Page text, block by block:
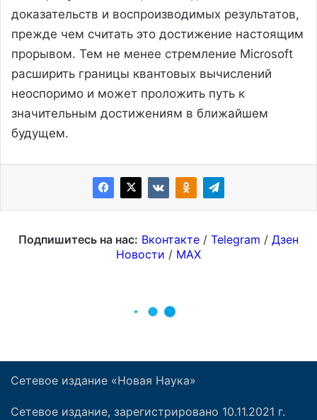
Сетевое издание «Новая Наука»
Сетевое издание, зарегистрировано 10.11.2021 г.